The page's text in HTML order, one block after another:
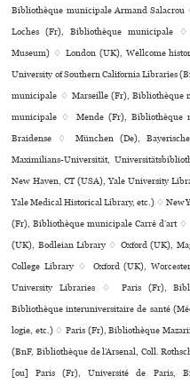
Bibliothèque muni­ci­pale Armand
Loches (Fr), Bibliothèque muni­ci­pale
Museum) ♢ London (UK), Wellcome
University of Southern California Libraries
muni­ci­pale ♢ Marseille (Fr), Bibliothèque
muni­ci­pale ♢ Mende (Fr), Bibliothèque
Braidense ♢ München (De),
Maximilians-Universität,
New Haven, CT (USA), Yale University
Yale Medical Historical Library, etc.) ♢ New
(Fr), Bibliothèque muni­ci­pale Carré d’art
(UK), Bodleian Library ♢ Oxford (UK),
College Library ♢ Oxford (UK),
University Libraries ♢ Paris (Fr),
Bibliothèque inte­ru­ni­ver­si­taire de santé
lo­gie, etc.) ♢ Paris (Fr), Bibliothèque
(BnF, Bibliothèque de l’Arsenal, Coll.
[ou] Paris (Fr), Université de Paris,